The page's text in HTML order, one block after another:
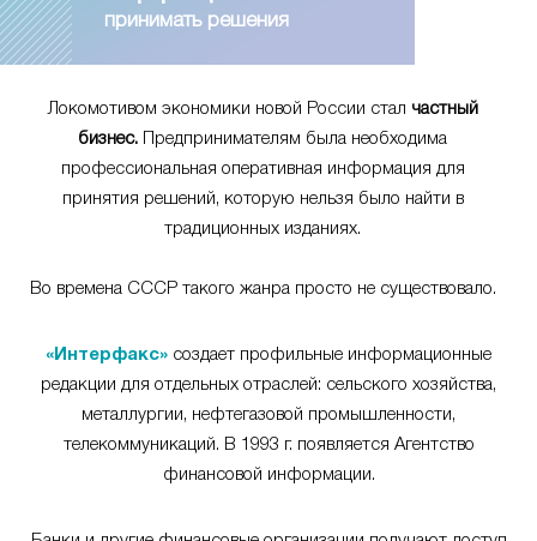
принимать решения
Локомотивом экономики новой России стал частный
бизнес. Предпринимателям была необходима
профессиональная оперативная информация для
принятия решений, которую нельзя было найти в
традиционных изданиях.
Во времена СССР такого жанра просто не существовало.
«Интерфакс» создает профильные информационные
редакции для отдельных отраслей: сельского хозяйства,
металлургии, нефтегазовой промышленности,
телекоммуникаций. В 1993 г. появляется Агентство
финансовой информации.